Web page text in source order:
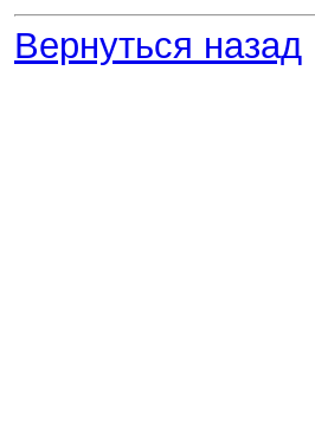
Вернуться назад